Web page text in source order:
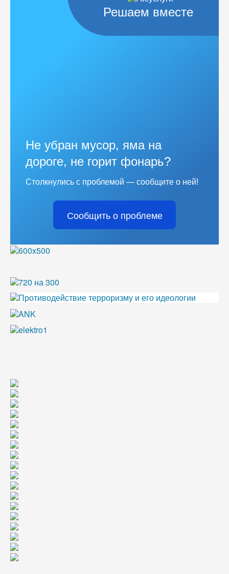
Решаем вместе
Не убран мусор, яма на
дороге, не горит фонарь?
Столкнулись с проблемой — сообщите о ней!
Сообщить о проблеме